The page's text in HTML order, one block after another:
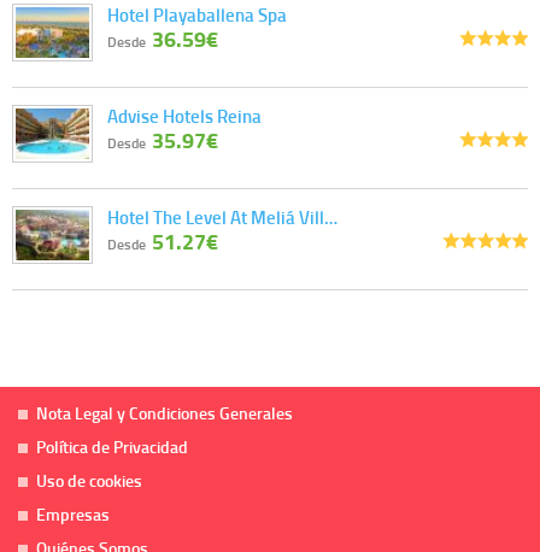
Hotel Playaballena Spa
Desde 36.59€
Advise Hotels Reina
Desde 35.97€
Hotel The Level At Meliá Vill…
Desde 51.27€
Nota Legal y Condiciones Generales
Política de Privacidad
Uso de cookies
Empresas